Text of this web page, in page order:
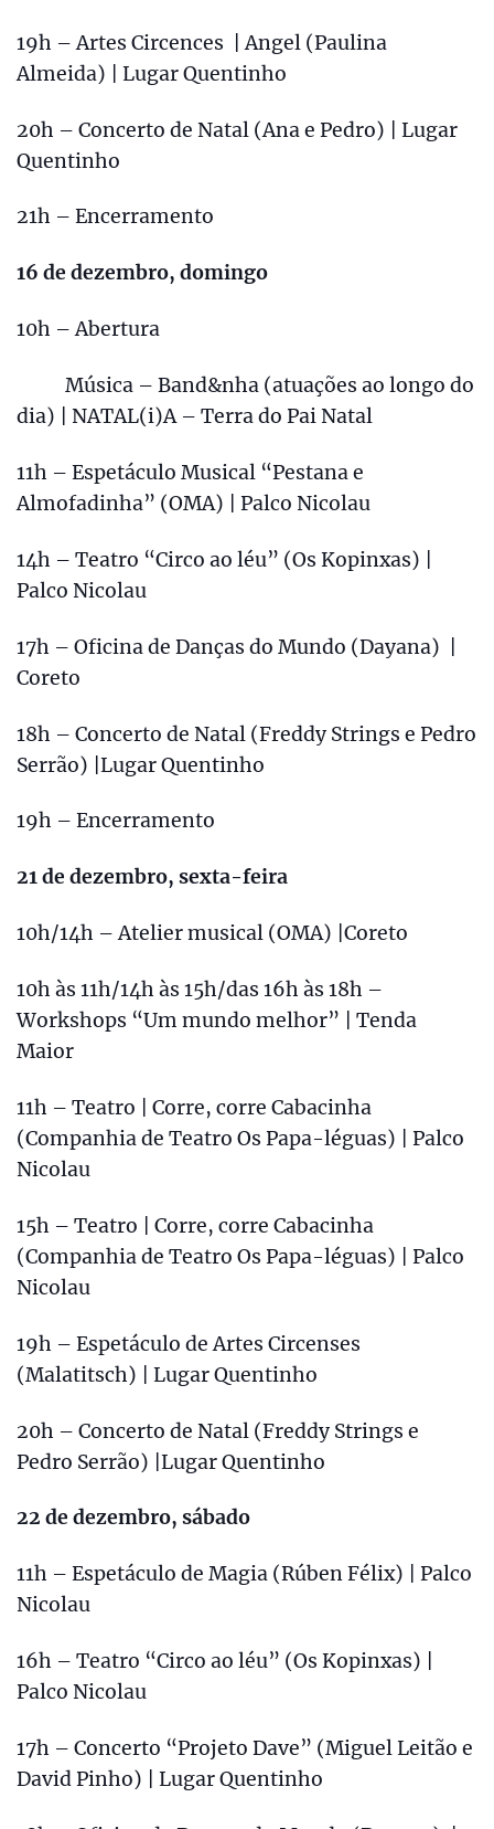
19h – Artes Circences | Angel (Paulina
Almeida) | Lugar Quentinho
20h – Concerto de Natal (Ana e Pedro) | Lugar
Quentinho
21h – Encerramento
16 de dezembro, domingo
10h – Abertura
Música – Band&nha (atuações ao longo do
dia) | NATAL(i)A – Terra do Pai Natal
11h – Espetáculo Musical “Pestana e
Almofadinha” (OMA) | Palco Nicolau
14h – Teatro “Circo ao léu” (Os Kopinxas) |
Palco Nicolau
17h – Oficina de Danças do Mundo (Dayana) |
Coreto
18h – Concerto de Natal (Freddy Strings e Pedro
Serrão) |Lugar Quentinho
19h – Encerramento
21 de dezembro, sexta-feira
10h/14h – Atelier musical (OMA) |Coreto
10h às 11h/14h às 15h/das 16h às 18h –
Workshops “Um mundo melhor” | Tenda
Maior
11h – Teatro | Corre, corre Cabacinha
(Companhia de Teatro Os Papa-léguas) | Palco
Nicolau
15h – Teatro | Corre, corre Cabacinha
(Companhia de Teatro Os Papa-léguas) | Palco
Nicolau
19h – Espetáculo de Artes Circenses
(Malatitsch) | Lugar Quentinho
20h – Concerto de Natal (Freddy Strings e
Pedro Serrão) |Lugar Quentinho
22 de dezembro, sábado
11h – Espetáculo de Magia (Rúben Félix) | Palco
Nicolau
16h – Teatro “Circo ao léu” (Os Kopinxas) |
Palco Nicolau
17h – Concerto “Projeto Dave” (Miguel Leitão e
David Pinho) | Lugar Quentinho